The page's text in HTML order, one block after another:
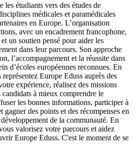
les étudiants vers des études de
médicales et paramédicales
en Europe. L’organisation
avec un encadrement francophone,
un soutien pensé pour aider les
dans leur parcours. Son approche
l’accompagnement et la réussite dans
d’écoles européennes reconnues. En
représentez Europe Eduss auprès des
expérience, réalisez des missions
candidats à mieux comprendre le
les bonnes informations, participer à
des points et des récompenses en
de la communauté. En
valorisez votre parcours et aidez
Europe Eduss. C'est le moment de se